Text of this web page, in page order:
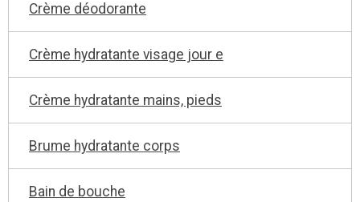
Crème déodorante
Crème hydratante visage jour e
Crème hydratante mains, pieds
Brume hydratante corps
Bain de bouche